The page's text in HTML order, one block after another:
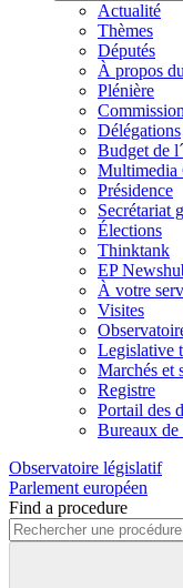
Actualité
Thèmes
Députés
À propos
Plénière
Délégations
Budget de
Multimedia
Présidence
Secrétariat
Élections
Thinktank
EP
À votre
Visites
Legislative
Marchés et
Registre
Portail des
Bureaux de
Observatoire législatif
Parlement européen
Find a procedure